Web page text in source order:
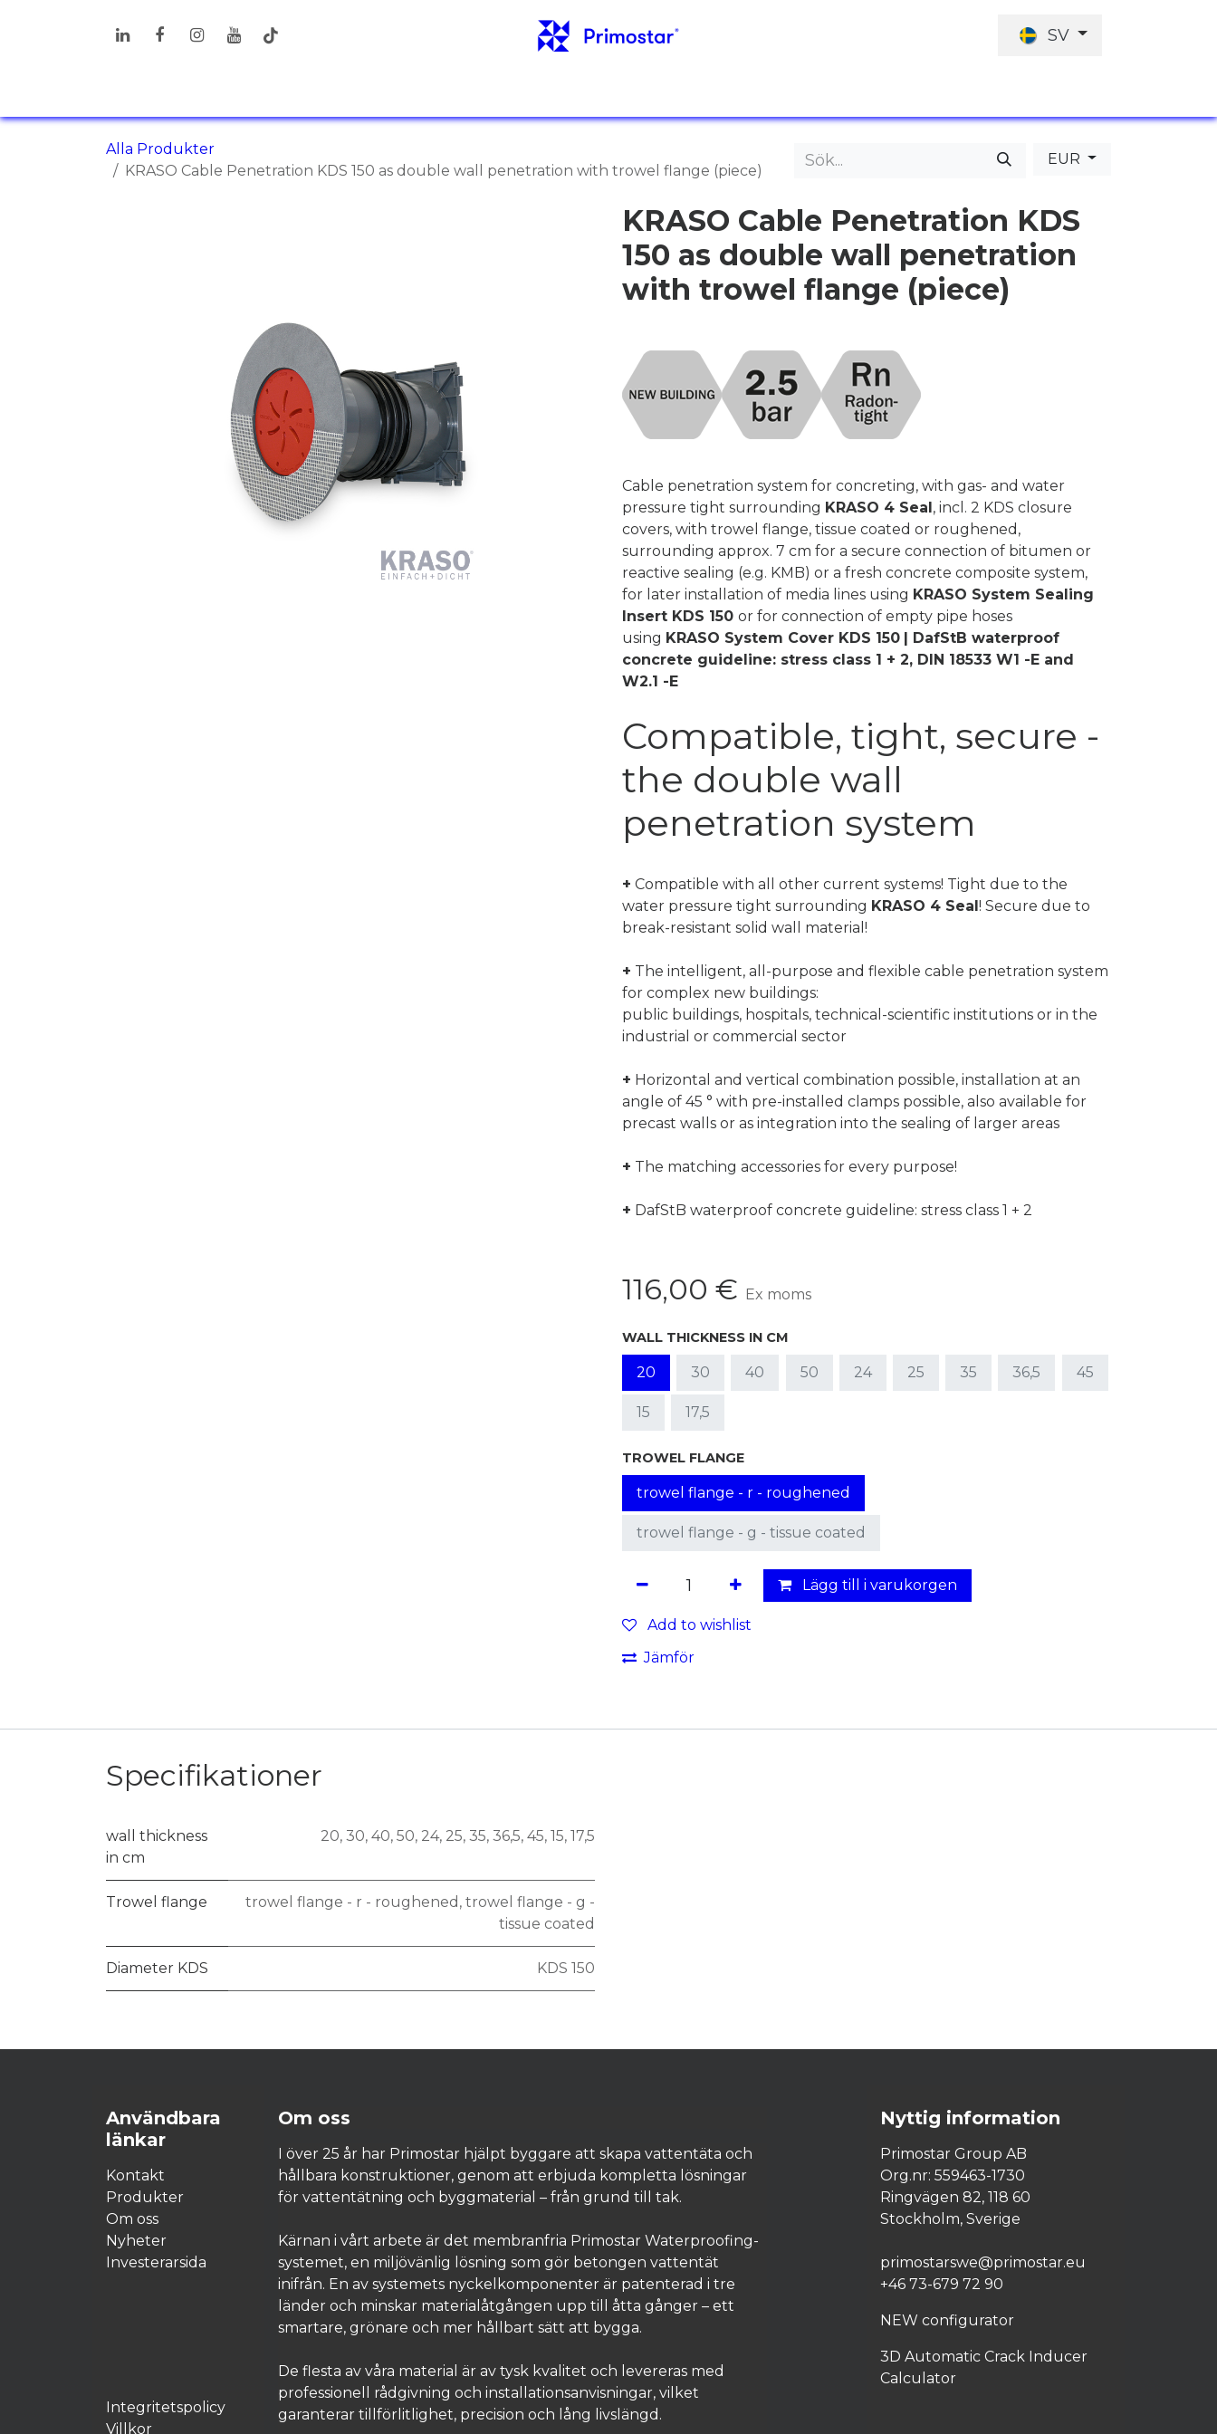
SV
Alla Produkter
KRASO Cable Penetration KDS 150 as double wall penetration with trowel flange (piece)
EUR
KRASO Cable Penetration KDS
150 as double wall penetration
with trowel flange (piece)
Cable penetration system for concreting, with gas- and water
pressure tight surrounding KRASO 4 Seal, incl. 2 KDS closure
covers, with trowel flange, tissue coated or roughened,
surrounding approx. 7 cm for a secure connection of bitumen or
reactive sealing (e.g. KMB) or a fresh concrete composite system,
for later installation of media lines using KRASO System Sealing
Insert KDS 150 or for connection of empty pipe hoses
using KRASO System Cover KDS 150 | DafStB waterproof
concrete guideline: stress class 1 + 2, DIN 18533 W1 -E and
W2.1 -E
Compatible, tight, secure -
the double wall
penetration system
+ Compatible with all other current systems! Tight due to the
water pressure tight surrounding KRASO 4 Seal! Secure due to
break-resistant solid wall material!
+ The intelligent, all-purpose and flexible cable penetration system
for complex new buildings:
public buildings, hospitals, technical-scientific institutions or in the
industrial or commercial sector
+ Horizontal and vertical combination possible, installation at an
angle of 45 ° with pre-installed clamps possible, also available for
precast walls or as integration into the sealing of larger areas
+ The matching accessories for every purpose!
+ DafStB waterproof concrete guideline: stress class 1 + 2
116,00 € Ex moms
WALL THICKNESS IN CM
20 30 40 50 24 25 35 36,5 45
15 17,5
TROWEL FLANGE
trowel flange - r - roughened
trowel flange - g - tissue coated
Lägg till i varukorgen
Add to wishlist
Jämför
Specifikationer
wall thickness
in cm
20, 30, 40, 50, 24, 25, 35, 36,5, 45, 15, 17,5
Trowel flange trowel flange - r - roughened , trowel flange - g -
tissue coated
Diameter KDS KDS 150
Användbara
länkar
Kontakt
Produkter
Om oss
Nyheter
Investerarsida
Integritetspolicy
Villkor
Om oss
I över 25 år har Primostar hjälpt byggare att skapa vattentäta och
hållbara konstruktioner, genom att erbjuda kompletta lösningar
för vattentätning och byggmaterial – från grund till tak.
Kärnan i vårt arbete är det membranfria Primostar Waterproofing-
systemet, en miljövänlig lösning som gör betongen vattentät
inifrån. En av systemets nyckelkomponenter är patenterad i tre
länder och minskar materialåtgången upp till åtta gånger – ett
smartare, grönare och mer hållbart sätt att bygga.
De flesta av våra material är av tysk kvalitet och levereras med
professionell rådgivning och installationsanvisningar, vilket
garanterar tillförlitlighet, precision och lång livslängd.
Nyttig information
Primostar Group AB
Org.nr: 559463-1730
Ringvägen 82, 118 60
Stockholm, Sverige
primostarswe@primostar.eu​
+46 73-679 72 90
NEW configurator
3D Automatic Crack Inducer
Calculator